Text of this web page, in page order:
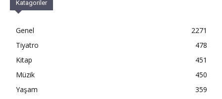
Katagoriler
Genel
2271
Tiyatro
478
Kitap
451
Müzik
450
Yaşam
359